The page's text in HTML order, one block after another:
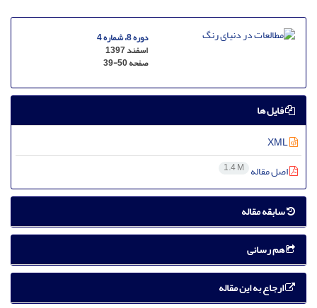
دوره 8، شماره 4
اسفند 1397
صفحه39-50
فایل ها
اصل مقاله 1.4 M
سابقه مقاله
هم رسانی
ارجاع به این مقاله